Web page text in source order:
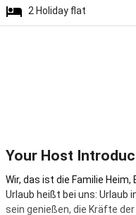
2 Holiday flat
Your Host
Wir, das ist die Familie Heim,
Urlaub heißt bei uns: Urlaub
sein genießen, die Kräfte